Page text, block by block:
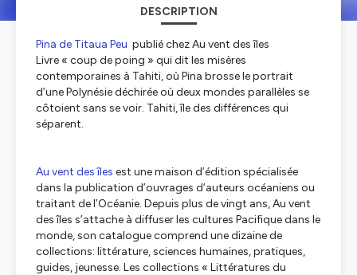
DESCRIPTION
Pina de Titaua Peu publié chez Au vent des îles
Livre « coup de poing » qui dit les misères
contemporaines à Tahiti, où Pina brosse le portrait
d’une Polynésie déchirée où deux mondes parallèles se
côtoient sans se voir. Tahiti, île des différences qui
séparent.
Au vent des îles est une maison d’édition spécialisée
dans la publication d’ouvrages d’auteurs océaniens ou
traitant de l’Océanie. Depuis plus de vingt ans, Au vent
des îles s’attache à diffuser les cultures Pacifique dans le
monde, son catalogue comprend une dizaine de
collections: littérature, sciences humaines, pratiques,
guides, jeunesse. Les collections « Littératures du